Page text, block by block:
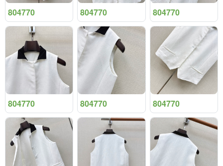
804770 804770 804770
804770 804770 804770